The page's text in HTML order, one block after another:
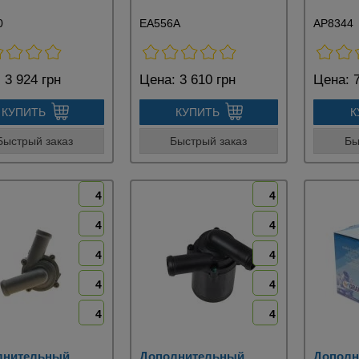
3 924 грн
КУПИТЬ
заказ
EA556A
Цена: 3 610 грн
КУПИТЬ
Быстрый заказ
AP8344
Цена:
4
4
4
4
4
4
4
4
4
4
Дополнительный